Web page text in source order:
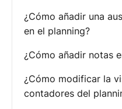
¿Cómo añadir una
en el planning?
¿Cómo añadir notas
¿Cómo modificar la
contadores del